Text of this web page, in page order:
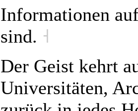
Informationen
sind. ˧
Der Geist kehrt
Universitäten,